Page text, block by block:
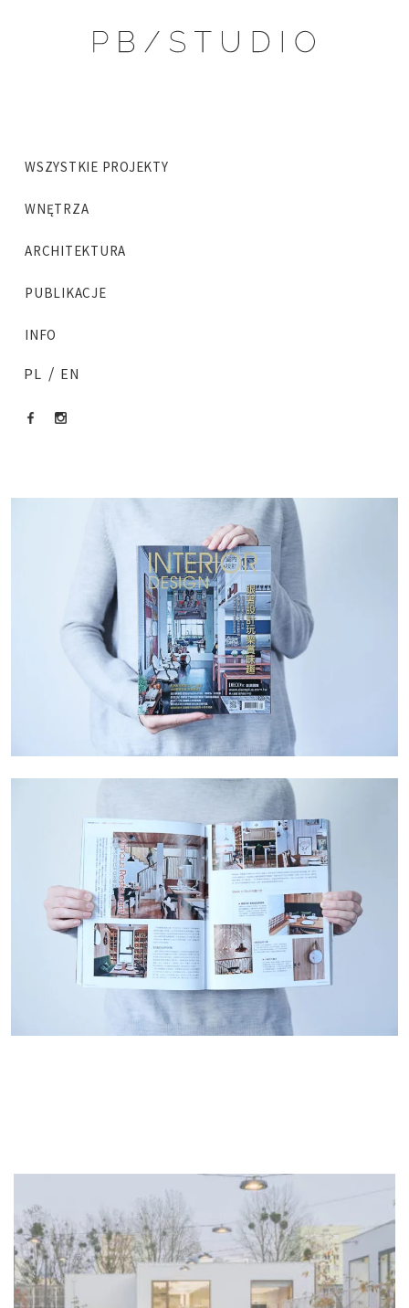
WSZYSTKIE PROJEKTY
WNĘTRZA
ARCHITEKTURA
PUBLIKACJE
INFO
PL / EN